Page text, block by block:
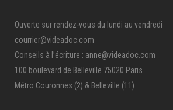
Ouverte sur rendez-vous du lundi au vendredi
courrier@videadoc.com
Conseils à l’écriture : anne@videadoc.com
100 boulevard de Belleville 75020 Paris
Métro Couronnes (2) & Belleville (11)